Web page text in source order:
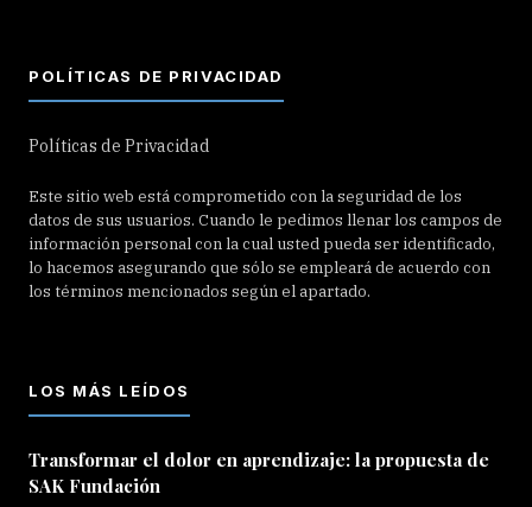
POLÍTICAS DE PRIVACIDAD
Políticas de Privacidad
Este sitio web está comprometido con la seguridad de los
datos de sus usuarios. Cuando le pedimos llenar los campos de
información personal con la cual usted pueda ser identificado,
lo hacemos asegurando que sólo se empleará de acuerdo con
los términos mencionados según el apartado.
LOS MÁS LEÍDOS
Transformar el dolor en aprendizaje: la propuesta de
SAK Fundación